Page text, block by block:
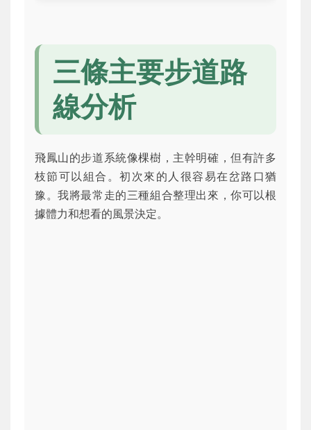
三條主要步道路
線分析
飛鳳山的步道系統像棵樹，主幹明確，但有許多
枝節可以組合。初次來的人很容易在岔路口猶
豫。我將最常走的三種組合整理出來，你可以根
據體力和想看的風景決定。